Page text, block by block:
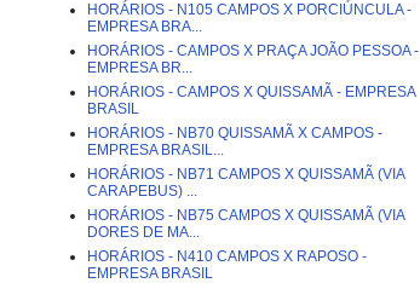
HORÁRIOS - N105 CAMPOS X PORCIÚNCULA -
EMPRESA BRA...
HORÁRIOS - CAMPOS X PRAÇA JOÃO PESSOA -
EMPRESA BR...
HORÁRIOS - CAMPOS X QUISSAMÃ - EMPRESA
BRASIL
HORÁRIOS - NB70 QUISSAMÃ X CAMPOS -
EMPRESA BRASIL...
HORÁRIOS - NB71 CAMPOS X QUISSAMÃ (VIA
CARAPEBUS) ...
HORÁRIOS - NB75 CAMPOS X QUISSAMÃ (VIA
DORES DE MA...
HORÁRIOS - N410 CAMPOS X RAPOSO -
EMPRESA BRASIL